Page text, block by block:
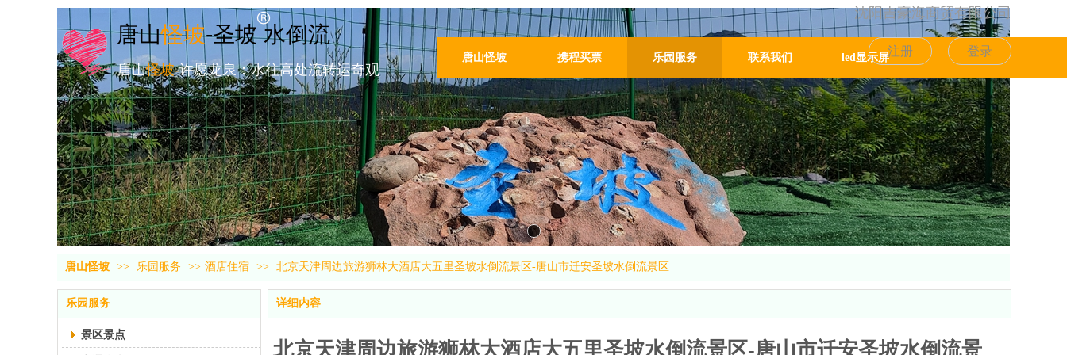
唐山怪坡-圣坡 水倒流
登录
注册
沈阳吉豪海商贸有限公司
唐山怪坡-许愿龙泉：水往高处流转运奇观
唐山怪坡 携程买票 乐园服务 联系我们 led显示屏
唐山怪坡 >> 乐园服务 >> 酒店住宿 >> 北京天津周边旅游狮林大酒店大五里圣坡水倒流景区-唐山市迁安圣坡水倒流景区
乐园服务
景区景点
详细内容
北京天津周边旅游狮林大酒店大五里圣坡水倒流景区-唐山市迁安圣坡水倒流景